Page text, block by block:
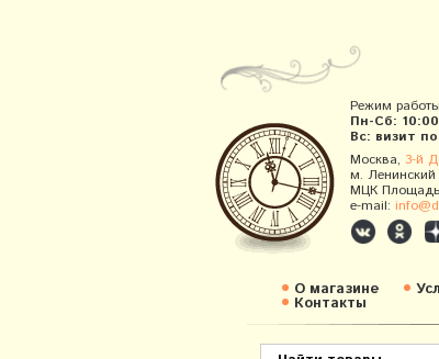
Режим работы
Пн-Сб:
Вс: визит
Москва, 3-й
м. Ленинский
МЦК Площадь
e-mail:
О магазине
Контакты